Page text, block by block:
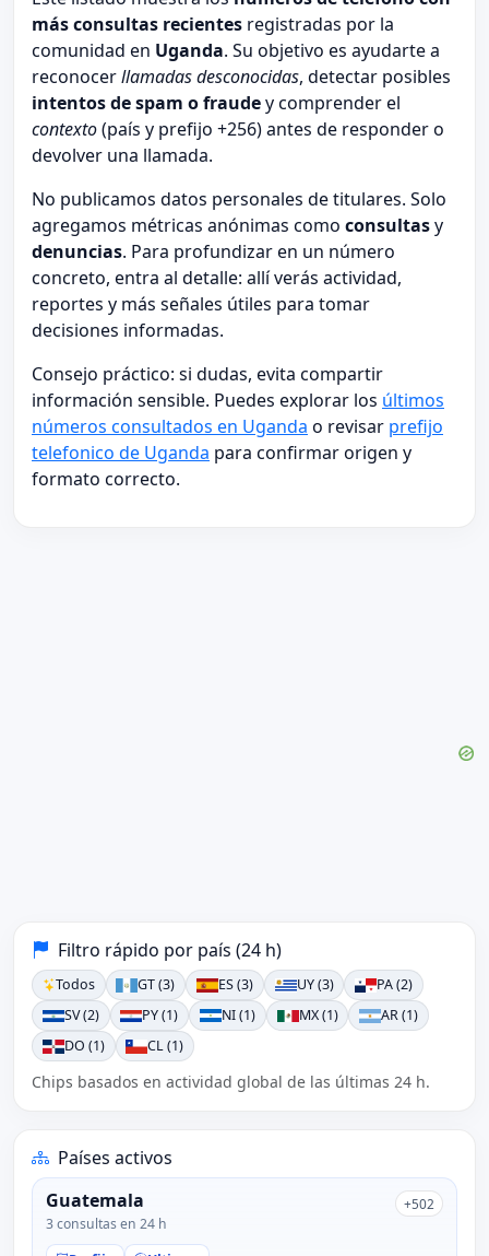
más consultas recientes registradas por la
comunidad en Uganda. Su objetivo es ayudarte a
reconocerllamadas desconocidas, detectar posibles
intentos de spam o fraudey comprender el
contexto(país y prefijo +256) antes de responder o
devolver una llamada.
No publicamos datos personales de titulares. Solo
agregamos métricas anónimas como consultasy
denuncias. Para profundizar en un número
concreto, entra al detalle: allí verás actividad,
reportes y más señales útiles para tomar
decisiones informadas.
Consejo práctico: si dudas, evita compartir
información sensible. Puedes explorar los últimos
números consultados en Uganda o revisar prefijo
telefonico de Uganda para confirmar origen y
formato correcto.
Filtro rápido por país (24 h)
Todos GT (3) ES (3) UY (3)
PA (2)
SV (2)
PY (1) NI (1) MX (1)
AR (1)
DO (1)
CL (1)
Chips basados en actividad global de las últimas 24 h.
Países activos
Guatemala
3 consultas en 24 h
+502